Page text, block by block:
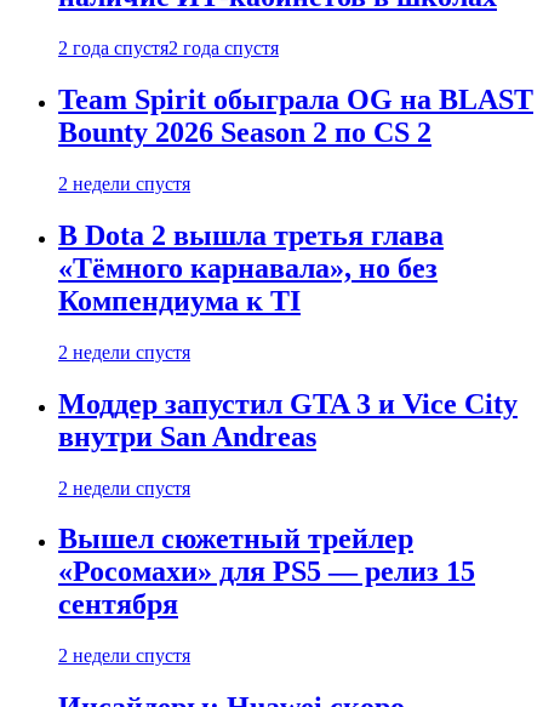
2 года спустя2 года спустя
Team Spirit обыграла OG на BLAST
Bounty 2026 Season 2 по CS 2
2 недели спустя
В Dota 2 вышла третья глава
«Тёмного карнавала», но без
Компендиума к TI
2 недели спустя
Моддер запустил GTA 3 и Vice City
внутри San Andreas
2 недели спустя
Вышел сюжетный трейлер
«Росомахи» для PS5 — релиз 15
сентября
2 недели спустя